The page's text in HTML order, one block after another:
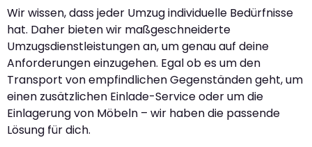
Wir wissen, dass jeder Umzug individuelle Bedürfnisse
hat. Daher bieten wir maßgeschneiderte
Umzugsdienstleistungen an, um genau auf deine
Anforderungen einzugehen. Egal ob es um den
Transport von empfindlichen Gegenständen geht, um
einen zusätzlichen Einlade-Service oder um die
Einlagerung von Möbeln – wir haben die passende
Lösung für dich.